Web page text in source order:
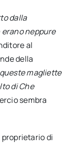
dalla
neppure
al
della
magliette
di Che
sembra
di